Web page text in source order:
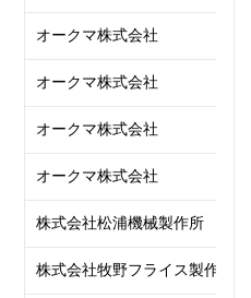
オークマ株式会社
オークマ株式会社
オークマ株式会社
オークマ株式会社
株式会社松浦機械製作所
株式会社牧野フライス製作所